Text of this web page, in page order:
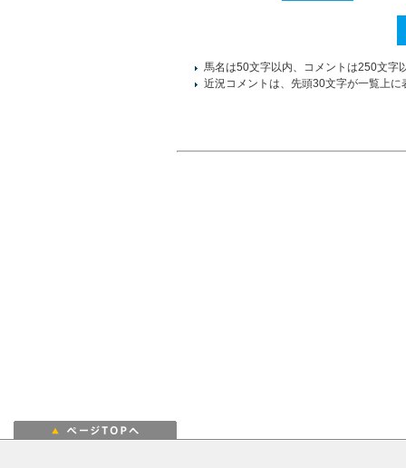
馬名は50文字以内、コメントは250文字
近況コメントは、先頭30文字が一覧上に